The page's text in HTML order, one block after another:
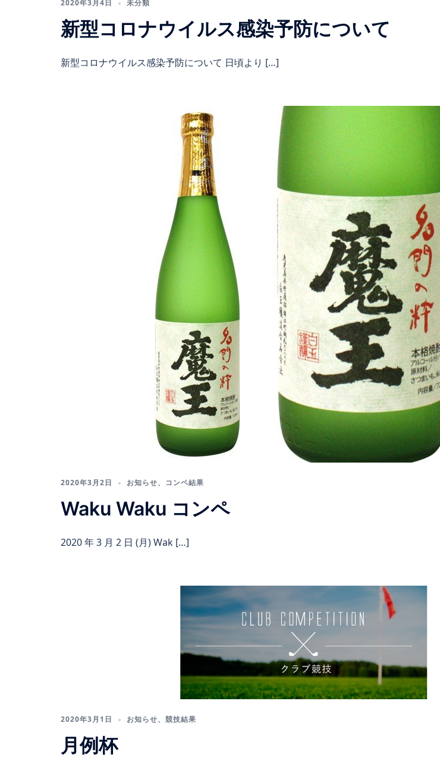
2020年3月4日 未分類
新型コロナウイルス感染予防について
新型コロナウイルス感染予防について 日頃より […]
2020年3月2日 お知らせ、 コンペ結果
Waku Waku コンペ
2020 年 3 月 2 日 (月) Wak […]
2020年3月1日 お知らせ、 競技結果
月例杯